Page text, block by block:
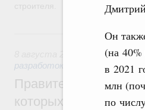
Он
(на
в 2021
млн
по
разработок
Правительство
которых